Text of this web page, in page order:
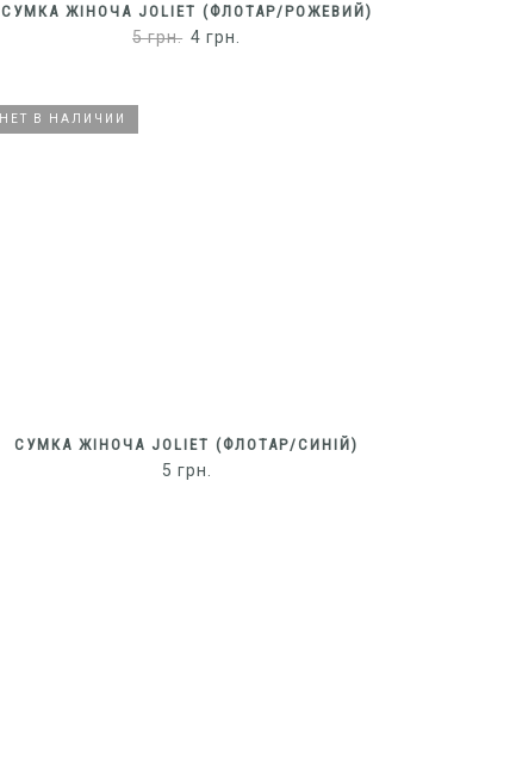
СУМКА ЖІНОЧА JOLIET (ФЛОТАР/РОЖЕВИЙ)
5грн. 4грн.
НЕТ В НАЛИЧИИ
НЕТ В НАЛИЧИИ
СУМКА ЖІНОЧА JOLIET (ФЛОТАР/СИНІЙ)
5 грн.